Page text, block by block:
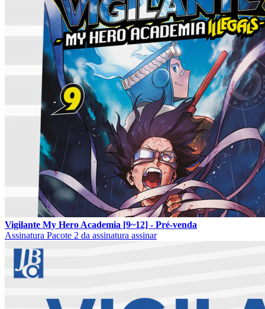
Vigilante My Hero Academia [9~12] - Pré-venda
Assinatura Pacote 2 da assinatura assinar